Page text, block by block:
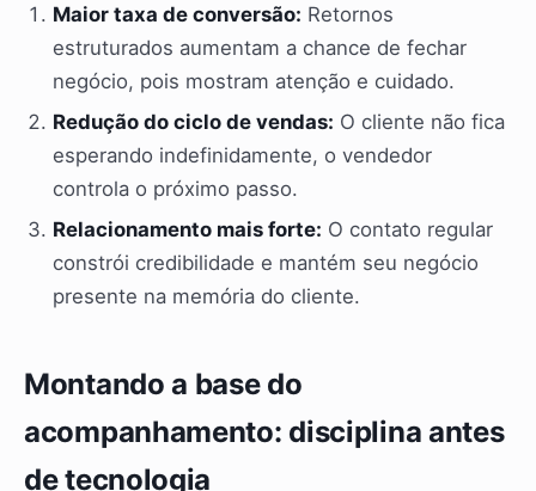
Maior taxa de conversão: Retornos
estruturados aumentam a chance de fechar
negócio, pois mostram atenção e cuidado.
Redução do ciclo de vendas: O cliente não fica
esperando indefinidamente, o vendedor
controla o próximo passo.
Relacionamento mais forte: O contato regular
constrói credibilidade e mantém seu negócio
presente na memória do cliente.
Montando a base do
acompanhamento: disciplina antes
de tecnologia